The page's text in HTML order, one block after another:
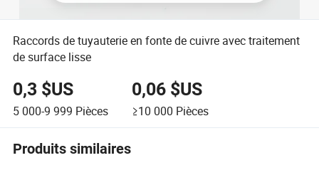
Raccords de tuyauterie en fonte de cuivre avec traitement
de surface lisse
0,3 $US
5 000-9 999 Pièces
0,06 $US
≥10 000 Pièces
Produits similaires